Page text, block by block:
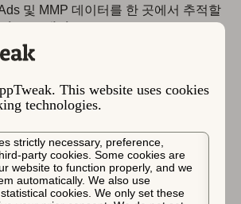
This website uses cookies
technologies.
strictly necessary, preference,
party cookies. Some cookies are
website to function properly, and we
automatically. We also use
cookies. We only set these
및 MMP 데이터를 한 곳에서 추적할
획득 채널로 성장시키는 데 도움이 됩니
에서 이 기능을 활성화하려면 저희 팀
.